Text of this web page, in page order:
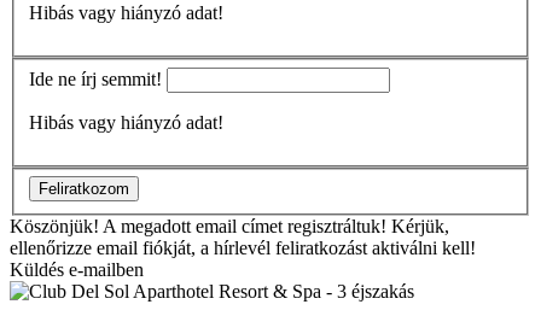
Hibás vagy hiányzó adat!
Ide ne írj semmit!
Hibás vagy hiányzó adat!
Feliratkozom
Köszönjük! A megadott email címet regisztráltuk! Kérjük,
ellenőrizze email fiókját, a hírlevél feliratkozást aktiválni kell!
Küldés e-mailben